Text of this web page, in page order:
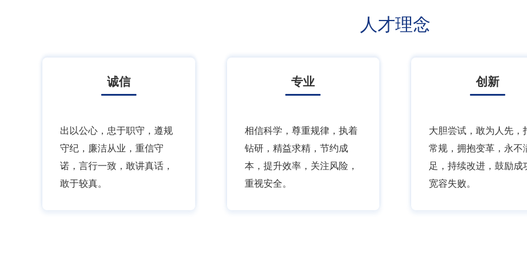
人才理念
诚信
出以公心，忠于职守，遵规
守纪，廉洁从业，重信守
诺，言行一致，敢讲真话，
敢于较真。
专业
相信科学，尊重规律，执着
钻研，精益求精，节约成
本，提升效率，关注风险，
重视安全。
创新
大胆尝试，敢为人先，
常规，拥抱变革，永不
足，持续改进，鼓励成
宽容失败。